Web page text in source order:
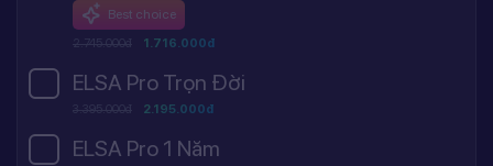
Best choice
2.745.000đ 1.716.000đ
ELSA Pro Trọn Đời
3.395.000đ 2.195.000đ
ELSA Pro 1 Năm